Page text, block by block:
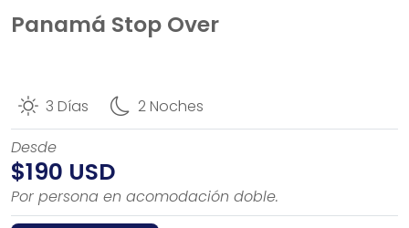
Panamá Stop Over
3 Días
2 Noches
Desde
$190 USD
Por persona en acomodación doble.